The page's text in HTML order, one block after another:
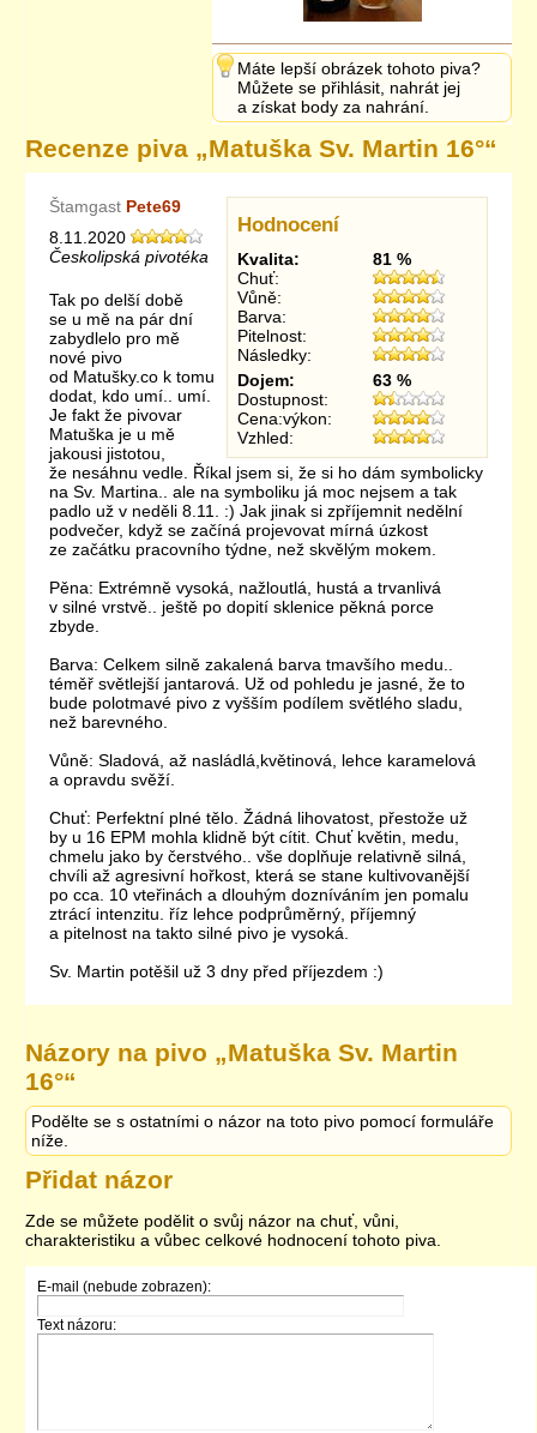
Máte lepší obrázek tohoto piva?
Můžete se přihlásit, nahrát jej
a získat body za nahrání.
Recenze piva „Matuška Sv. Martin 16°“
Hodnocení
Kvalita:
81 %
Chuť:
Vůně:
Barva:
Pitelnost:
Následky:
Dojem:
63 %
Dostupnost:
Cena:výkon:
Vzhled:
Štamgast Pete69
8.11.2020
Českolipská pivotéka
Tak po delší době
se u mě na pár dní
zabydlelo pro mě
nové pivo
od Matušky.co k tomu
dodat, kdo umí.. umí.
Je fakt že pivovar
Matuška je u mě
jakousi jistotou,
že nesáhnu vedle. Říkal jsem si, že si ho dám symbolicky
na Sv. Martina.. ale na symboliku já moc nejsem a tak
padlo už v neděli 8.11. :) Jak jinak si zpříjemnit nedělní
podvečer, když se začíná projevovat mírná úzkost
ze začátku pracovního týdne, než skvělým mokem.
Pěna: Extrémně vysoká, nažloutlá, hustá a trvanlivá
v silné vrstvě.. ještě po dopití sklenice pěkná porce
zbyde.
Barva: Celkem silně zakalená barva tmavšího medu..
téměř světlejší jantarová. Už od pohledu je jasné, že to
bude polotmavé pivo z vyšším podílem světlého sladu,
než barevného.
Vůně: Sladová, až nasládlá,květinová, lehce karamelová
a opravdu svěží.
Chuť: Perfektní plné tělo. Žádná lihovatost, přestože už
by u 16 EPM mohla klidně být cítit. Chuť květin, medu,
chmelu jako by čerstvého.. vše doplňuje relativně silná,
chvíli až agresivní hořkost, která se stane kultivovanější
po cca. 10 vteřinách a dlouhým dozníváním jen pomalu
ztrácí intenzitu. říz lehce podprůměrný, příjemný
a pitelnost na takto silné pivo je vysoká.
Sv. Martin potěšil už 3 dny před příjezdem :)
Názory na pivo „Matuška Sv. Martin
16°“
Podělte se s ostatními o názor na toto pivo pomocí formuláře
níže.
Přidat názor
Zde se můžete podělit o svůj názor na chuť, vůni,
charakteristiku a vůbec celkové hodnocení tohoto piva.
E-mail (nebude zobrazen):
Text názoru: